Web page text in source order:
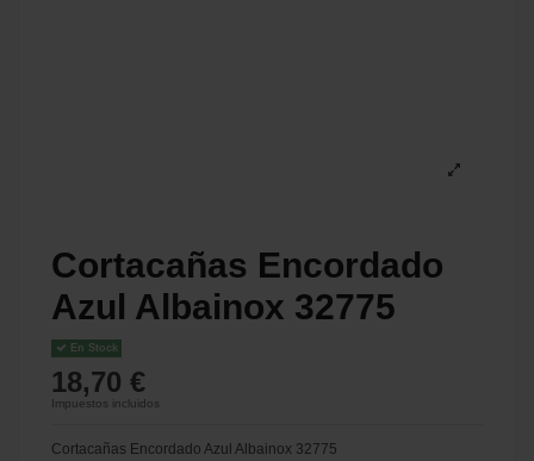
Cortacañas Encordado
Azul Albainox 32775
En Stock
18,70 €
Impuestos incluidos
Cortacañas Encordado Azul Albainox 32775